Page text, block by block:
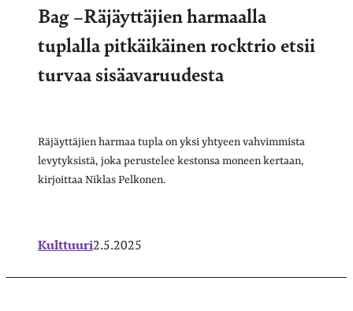
Bag –Räjäyttäjien harmaalla
tuplalla pitkäikäinen rocktrio etsii
turvaa sisäavaruudesta
Räjäyttäjien harmaa tupla on yksi yhtyeen vahvimmista
levytyksistä, joka perustelee kestonsa moneen kertaan,
kirjoittaa Niklas Pelkonen.
Kulttuuri2.5.2025